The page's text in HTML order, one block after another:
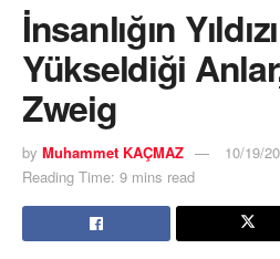
İnsanlığın
Yükseldiği
Zweig
by Muhammet KAÇMAZ
10/19/
Reading Time: 9 mins read